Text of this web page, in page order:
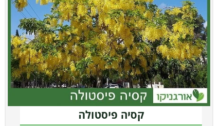
קסיה פיסטולה